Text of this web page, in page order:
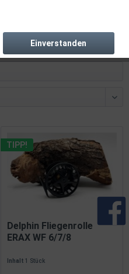
TIPP!
Delphin Fliegenrolle
ERAX WF 6/7/8
Inhalt1 Stück
Einverstanden